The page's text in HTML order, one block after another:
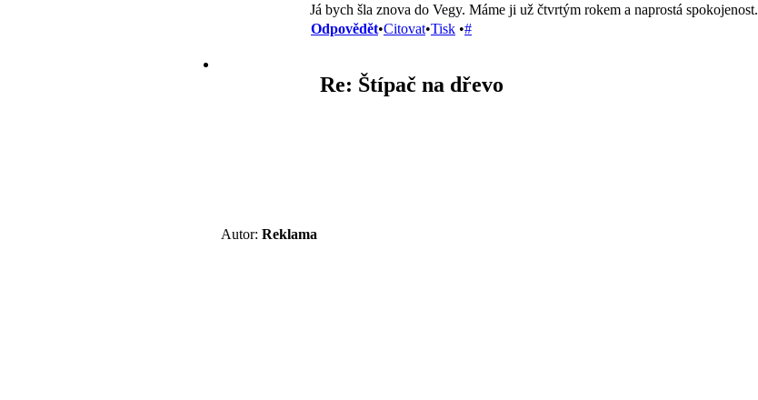
Já bych šla znova do Vegy. Máme ji už čtvrtým rokem a naprostá spokojenost.
Odpovědět•Citovat•Tisk •#
Autor: Reklama
Re: Štípač na dřevo